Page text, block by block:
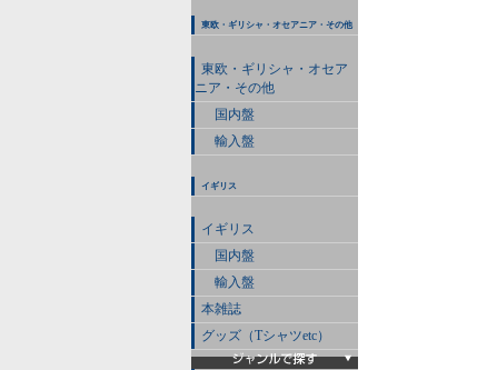
東欧・ギリシャ・オセアニア・その他
東欧・ギリシャ・オセア
ニア・その他
国内盤
輸入盤
イギリス
イギリス
国内盤
輸入盤
本雑誌
グッズ（Tシャツetc）